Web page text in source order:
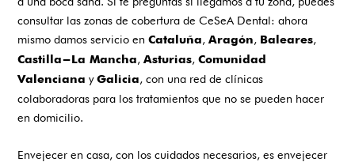
consultar laszonas de cobertura deCeSeA Dental: ahora
mismo damos servicio enCataluña ,Aragón , Baleares,
Castilla-La Mancha ,Asturias,Comunidad
Valenciana yGalicia , con una red de clínicas
colaboradoras para los tratamientos que no se pueden hacer
en domicilio.
Envejecer en casa, con los cuidados necesarios, es envejecer